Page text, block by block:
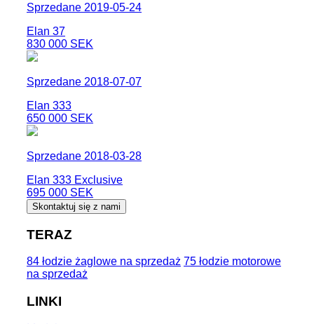
Sprzedane 2019-05-24
Elan 37
830 000 SEK
Sprzedane 2018-07-07
Elan 333
650 000 SEK
Sprzedane 2018-03-28
Elan 333 Exclusive
695 000 SEK
Skontaktuj się z nami
TERAZ
84 łodzie żaglowe na sprzedaż 75 łodzie motorowe
na sprzedaż
LINKI